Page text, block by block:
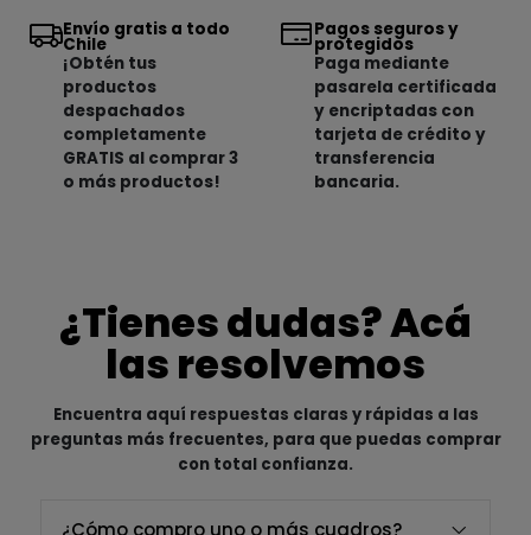
Envío gratis a todo
Chile
¡Obtén tus
productos
despachados
completamente
GRATIS al comprar 3
o más productos!
Pagos seguros y
protegidos
Paga mediante
pasarela certificada
y encriptadas con
tarjeta de crédito y
transferencia
bancaria.
¿Tienes dudas? Acá
las resolvemos
Encuentra aquí respuestas claras y rápidas a las
preguntas más frecuentes, para que puedas comprar
con total confianza.
¿Cómo compro uno o más cuadros?